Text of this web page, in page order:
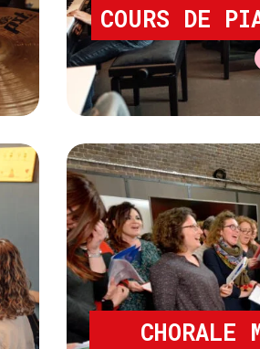
COURS DE
CHORALE